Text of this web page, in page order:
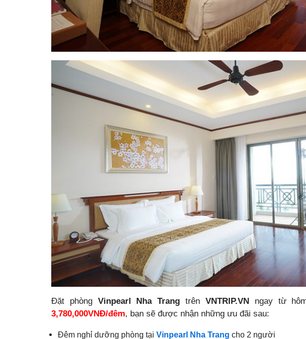
Đặt phòng Vinpearl Nha Trang trên VNTRIP.VN
ngay từ
3,780,000VNĐ/đêm, bạn sẽ được nhận những ưu đãi sau:
Đêm nghỉ dưỡng phòng tạiVinpearl Nha Trang cho 2 người